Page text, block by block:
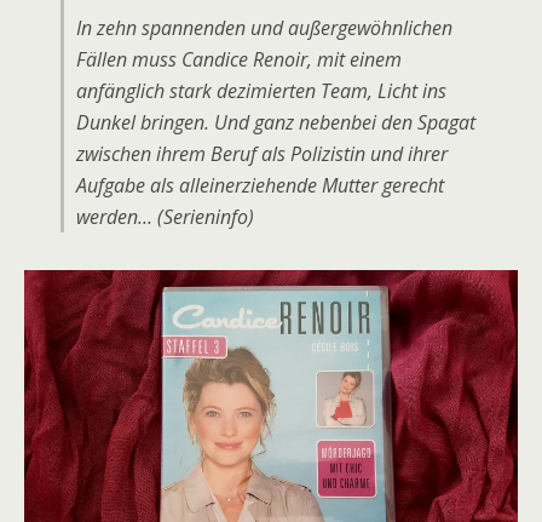
In zehn spannenden und außergewöhnlichen
Fällen muss Candice Renoir, mit einem
anfänglich stark dezimierten Team, Licht ins
Dunkel bringen. Und ganz nebenbei den Spagat
zwischen ihrem Beruf als Polizistin und ihrer
Aufgabe als alleinerziehende Mutter gerecht
werden… (Serieninfo)